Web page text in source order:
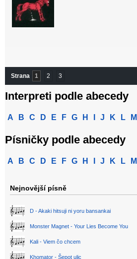
Strana 1 2 3
Interpreti podle abecedy
A B C D E F G H J K L M
Písničky podle abecedy
A B C D E F G H J K L M
Nejnovější písně
D - Akaki hitsuji ni yoru bansankai
Monster Magnet - Your Lies Become You
Kali - Viem čo chcem
Khomator - Šepot ulic